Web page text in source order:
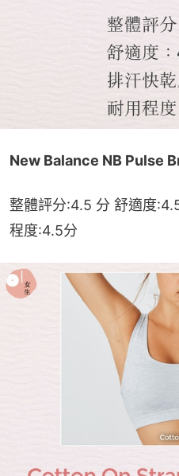
New Balance NB Pulse
整體評分:4.5 分 舒適度
程度:4.5分